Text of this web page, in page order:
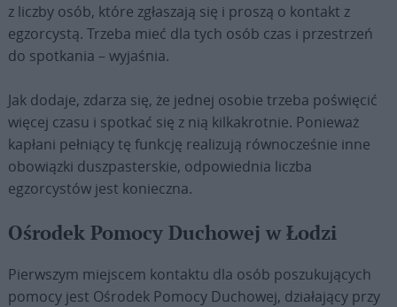
z liczby osób, które zgłaszają się i proszą o kontakt z
egzorcystą. Trzeba mieć dla tych osób czas i przestrzeń
do spotkania – wyjaśnia.
Jak dodaje, zdarza się, że jednej osobie trzeba poświęcić
więcej czasu i spotkać się z nią kilkakrotnie. Ponieważ
kapłani pełniący tę funkcję realizują równocześnie inne
obowiązki duszpasterskie, odpowiednia liczba
egzorcystów jest konieczna.
Ośrodek Pomocy Duchowej w Łodzi
Pierwszym miejscem kontaktu dla osób poszukujących
pomocy jest Ośrodek Pomocy Duchowej, działający przy